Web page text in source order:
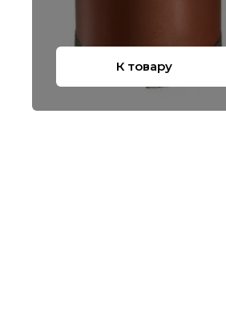
К товару